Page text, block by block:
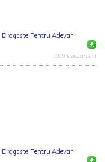
Dragoste Pentru Adevar
109 descărcări
Dragoste Pentru Adevar